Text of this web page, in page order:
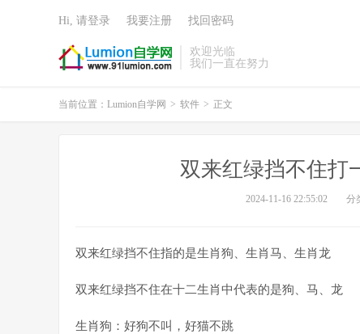
欢迎光临
我们一直在努力
Hi, 请登录 我要注册 找回密码
当前位置： Lumion自学网 > 软件 > 正文
双来红绿挡不住打
2024-11-16 22:55:02 分
双来红绿挡不住指的是生肖狗、生肖马、生肖龙
双来红绿挡不住在十二生肖中代表的是狗、马、龙
生肖狗：好狗不叫，好猫不跳